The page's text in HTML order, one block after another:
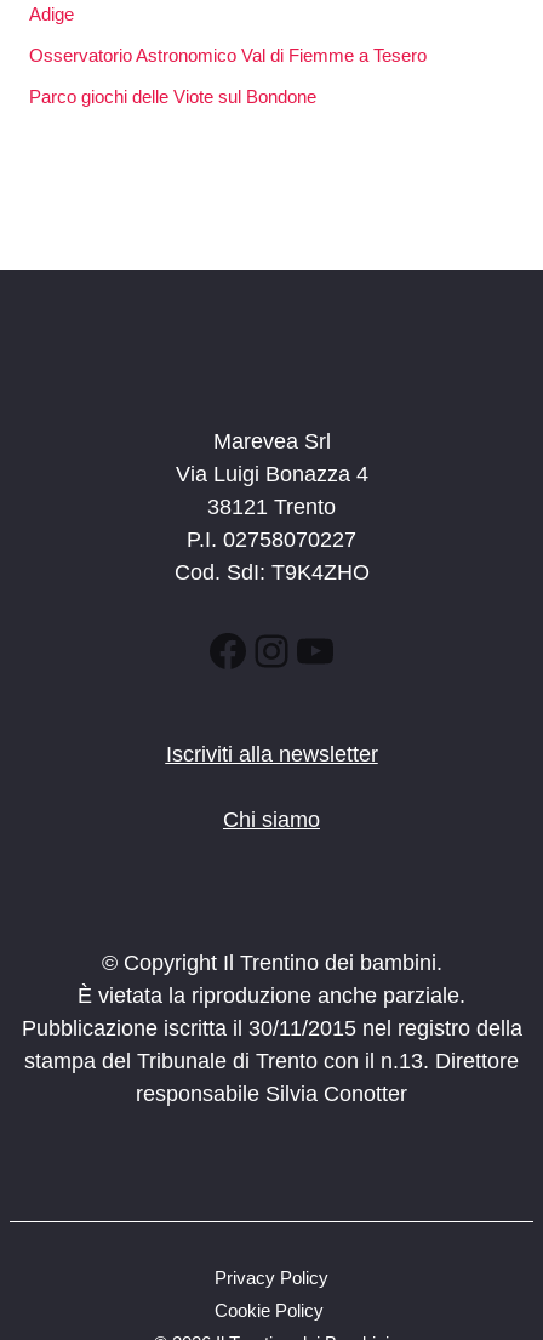
Adige
Osservatorio Astronomico Val di Fiemme a Tesero
Parco giochi delle Viote sul Bondone
Marevea Srl
Via Luigi Bonazza 4
38121 Trento
P.I. 02758070227
Cod. SdI: T9K4ZHO
Facebook
Instagram
YouTube
Iscriviti alla newsletter
Chi siamo
© Copyright Il Trentino dei bambini.
È vietata la riproduzione anche parziale.
Pubblicazione iscritta il 30/11/2015 nel registro della
stampa del Tribunale di Trento con il n.13. Direttore
responsabile Silvia Conotter
Privacy Policy
Cookie Policy